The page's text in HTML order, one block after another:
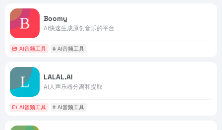
Boomy
AI快速生成原创音乐的平台
AI音频工具 # AI音频工具
LALAL.AI
AI人声乐器分离和提取
AI音频工具 # AI音频工具